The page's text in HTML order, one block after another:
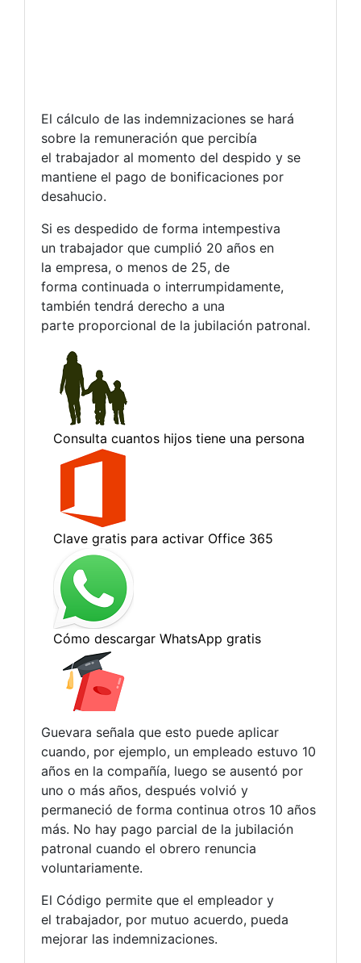
El cálculo de las indemnizaciones se hará
sobre la remuneración que percibía
el trabajador al momento del despido y se
mantiene el pago de bonificaciones por
desahucio.
Si es despedido de forma intempestiva
un trabajador que cumplió 20 años en
la empresa, o menos de 25, de
forma continuada o interrumpidamente,
también tendrá derecho a una
parte proporcional de la jubilación patronal.
Guevara señala que esto puede aplicar
cuando, por ejemplo, un empleado estuvo 10
años en la compañía, luego se ausentó por
uno o más años, después volvió y
permaneció de forma continua otros 10 años
más. No hay pago parcial de la jubilación
patronal cuando el obrero renuncia
voluntariamente.
El Código permite que el empleador y
el trabajador, por mutuo acuerdo, pueda
mejorar las indemnizaciones.